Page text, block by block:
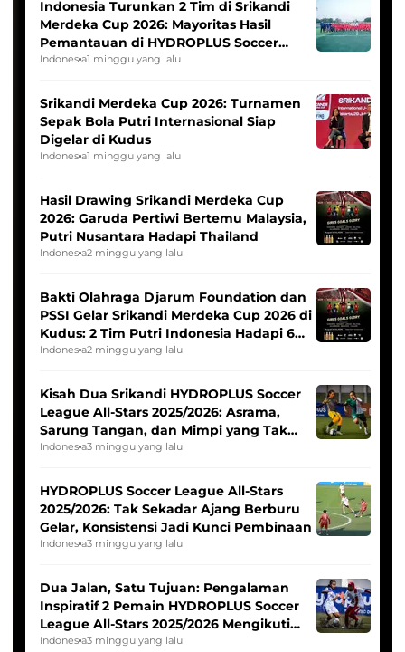
Indonesia Turunkan 2 Tim di Srikandi
Merdeka Cup 2026: Mayoritas Hasil
Pemantauan di HYDROPLUS Soccer
League
Indonesia1 minggu yang lalu
Srikandi Merdeka Cup 2026: Turnamen
Sepak Bola Putri Internasional Siap
Digelar di Kudus
Indonesia1 minggu yang lalu
Hasil Drawing Srikandi Merdeka Cup
2026: Garuda Pertiwi Bertemu Malaysia,
Putri Nusantara Hadapi Thailand
Indonesia2 minggu yang lalu
Bakti Olahraga Djarum Foundation dan
PSSI Gelar Srikandi Merdeka Cup 2026 di
Kudus: 2 Tim Putri Indonesia Hadapi 6
Tim Asia
Indonesia2 minggu yang lalu
Kisah Dua Srikandi HYDROPLUS Soccer
League All-Stars 2025/2026: Asrama,
Sarung Tangan, dan Mimpi yang Tak
Pernah Padam
Indonesia3 minggu yang lalu
HYDROPLUS Soccer League All-Stars
2025/2026: Tak Sekadar Ajang Berburu
Gelar, Konsistensi Jadi Kunci Pembinaan
Indonesia3 minggu yang lalu
Dua Jalan, Satu Tujuan: Pengalaman
Inspiratif 2 Pemain HYDROPLUS Soccer
League All-Stars 2025/2026 Mengikuti
Seleksi Timnas Indonesia Putri
Indonesia3 minggu yang lalu